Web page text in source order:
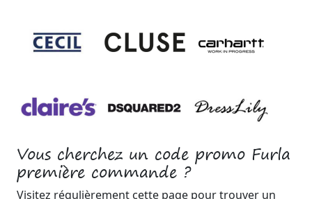
Vous cherchez un code promo Furla
première commande ?
Visitez régulièrement cette page pour trouver un